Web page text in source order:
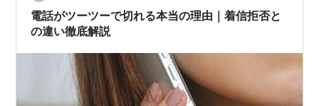
または通信中になるのはなぜ？主な原因 …
電話がツーツーで切れる本当の理由｜着信拒否と
の違い徹底解説